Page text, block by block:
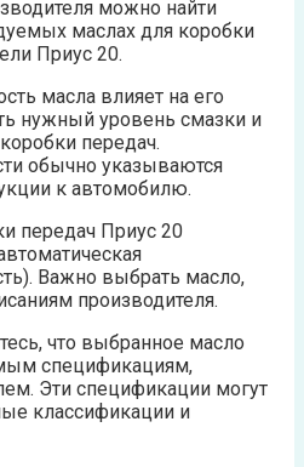
можно найти
маслах для коробки
Приус 20.
масла влияет на его
нужный уровень смазки и
передач.
обычно указываются
к автомобилю.
передач Приус 20
Важно выбрать масло,
производителя.
что выбранное масло
спецификациям,
Эти спецификации могут
классификации и